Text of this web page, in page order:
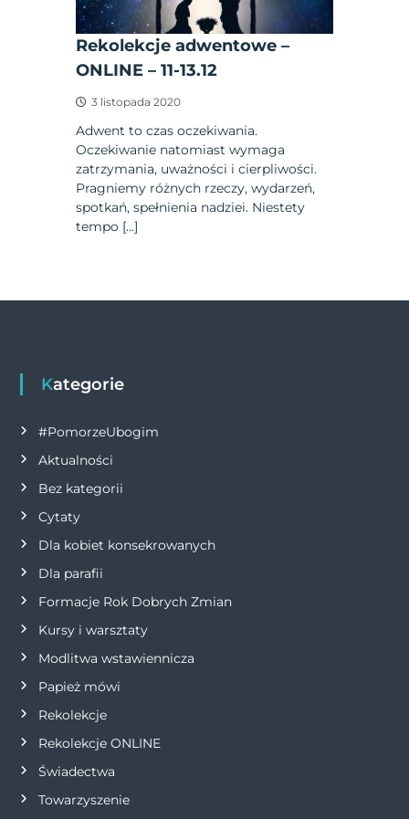
Rekolekcje adwentowe –
ONLINE – 11-13.12
3 listopada 2020
Adwent to czas oczekiwania.
Oczekiwanie natomiast wymaga
zatrzymania, uważności i cierpliwości.
Pragniemy różnych rzeczy, wydarzeń,
spotkań, spełnienia nadziei. Niestety
tempo […]
Kategorie
#PomorzeUbogim
Aktualności
Bez kategorii
Cytaty
Dla kobiet konsekrowanych
Dla parafii
Formacje Rok Dobrych Zmian
Kursy i warsztaty
Modlitwa wstawiennicza
Papież mówi
Rekolekcje
Rekolekcje ONLINE
Świadectwa
Towarzyszenie